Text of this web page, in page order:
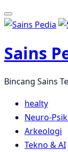
Langsung
ke
Sains
Bincang Sains
healty
Neuro-
Arkeologi
Tekno & AI